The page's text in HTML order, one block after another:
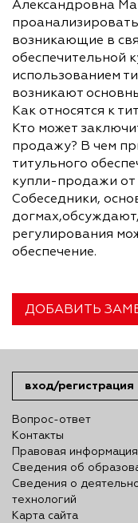
Александровна
возникающие в
обеспечительной
использованием
возникают
Как относятся к
Кто может
продажу? В чем
титульного
купли-продажи от
Собеседники,
регулирования
обеспечение.
ДОБАВИТЬ
вход/регистрация
Вопрос-ответ
Контакты
Правовая информация
Сведения об
Сведения о
технологий
Карта сайта